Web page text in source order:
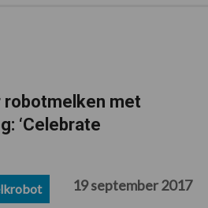
robotmelken met
‘Celebrate
19 september 2017